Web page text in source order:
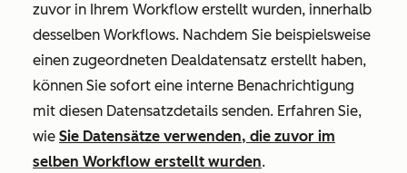
zuvor in Ihrem Workflow erstellt wurden, innerhalb
desselben Workflows. Nachdem Sie beispielsweise
einen zugeordneten Dealdatensatz erstellt haben,
können Sie sofort eine interne Benachrichtigung
mit diesen Datensatzdetails senden. Erfahren Sie,
wie Sie Datensätze verwenden, die zuvor im
selben Workflow erstellt wurden.